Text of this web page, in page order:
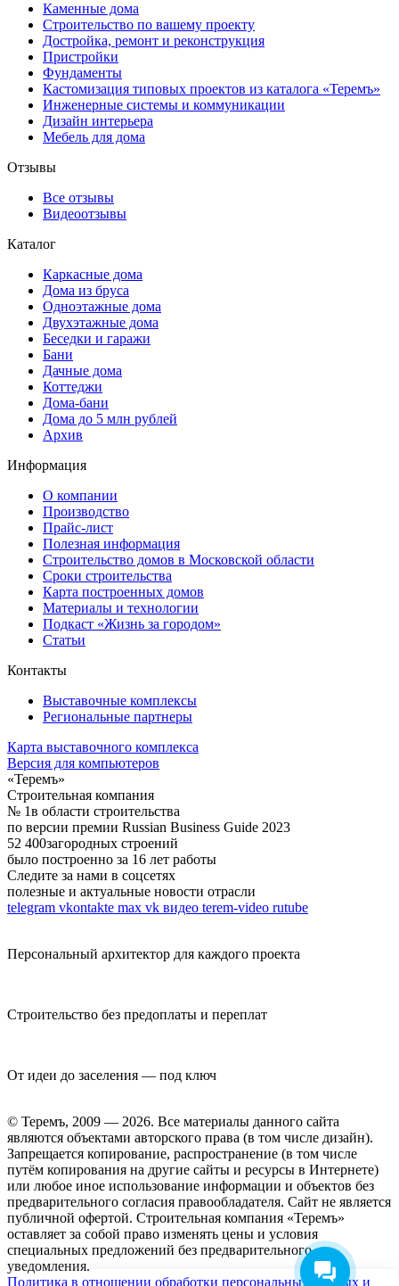
Каменные дома
Строительство по вашему проекту
Достройка, ремонт и реконструкция
Пристройки
Фундаменты
Кастомизация типовых проектов из каталога «Теремъ»
Инженерные системы и коммуникации
Дизайн интерьера
Мебель для дома
Отзывы
Все отзывы
Видеоотзывы
Каталог
Каркасные дома
Дома из бруса
Одноэтажные дома
Двухэтажные дома
Беседки и гаражи
Бани
Дачные дома
Коттеджи
Дома-бани
Дома до 5 млн рублей
Архив
Информация
О компании
Производство
Прайс-лист
Полезная информация
Строительство домов в Московской области
Сроки строительства
Карта построенных домов
Материалы и технологии
Подкаст «Жизнь за городом»
Статьи
Контакты
Выставочные комплексы
Региональные партнеры
Карта выставочного комплекса
Версия для компьютеров
«Теремъ»
Строительная компания
№ 1в области строительства
по версии премии Russian Business Guide 2023
52 400загородных строений
было построенно за 16 лет работы
Следите за нами в соцсетях
полезные и актуальные новости отрасли
telegram vkontakte max vk видео terem-video rutube
Персональный архитектор для каждого проекта
Строительство без предоплаты и переплат
От идеи до заселения — под ключ
© Теремъ, 2009 — 2026. Все материалы данного сайта
являются объектами авторского права (в том числе дизайн).
Запрещается копирование, распространение (в том числе
путём копирования на другие сайты и ресурсы в Интернете)
или любое иное использование информации и объектов без
предварительного согласия правообладателя. Cайт не является
публичной офертой. Строительная компания «Теремъ»
оставляет за собой право изменять цены и условия
специальных предложений без предварительного
уведомления.
Политика в отношении обработки персональных данных и